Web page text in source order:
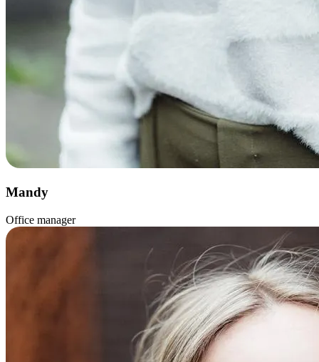
Mandy
Office manager